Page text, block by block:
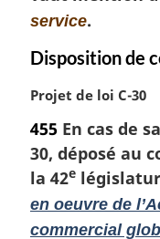
n
l
:
service.
Disposition de
N
t
e
m
r
Projet de loi C-30
455 En cas de
30, déposé au
la 42e
en oeuvre de
commercial